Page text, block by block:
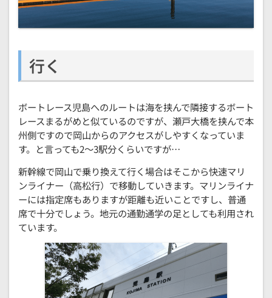
行く
ボートレース児島へのルートは海を挟んで隣接するボート
レースまるがめと似ているのですが、瀬戸大橋を挟んで本
州側ですので岡山からのアクセスがしやすくなっていま
す。と言っても2～3駅分くらいですが…
新幹線で岡山で乗り換えて行く場合はそこから快速マリ
ンライナー（高松行）で移動していきます。マリンライナ
ーには指定席もありますが距離も近いことですし、普通
席で十分でしょう。地元の通勤通学の足としても利用され
ています。